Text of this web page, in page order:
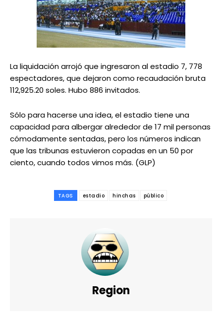
La liquidación arrojó que ingresaron al estadio 7, 778
espectadores, que dejaron como recaudación bruta
112,925.20 soles. Hubo 886 invitados.
Sólo para hacerse una idea, el estadio tiene una
capacidad para albergar alrededor de 17 mil personas
cómodamente sentadas, pero los números indican
que las tribunas estuvieron copadas en un 50 por
ciento, cuando todos vimos más. (GLP)
TAGS estadio hinchas público
Region